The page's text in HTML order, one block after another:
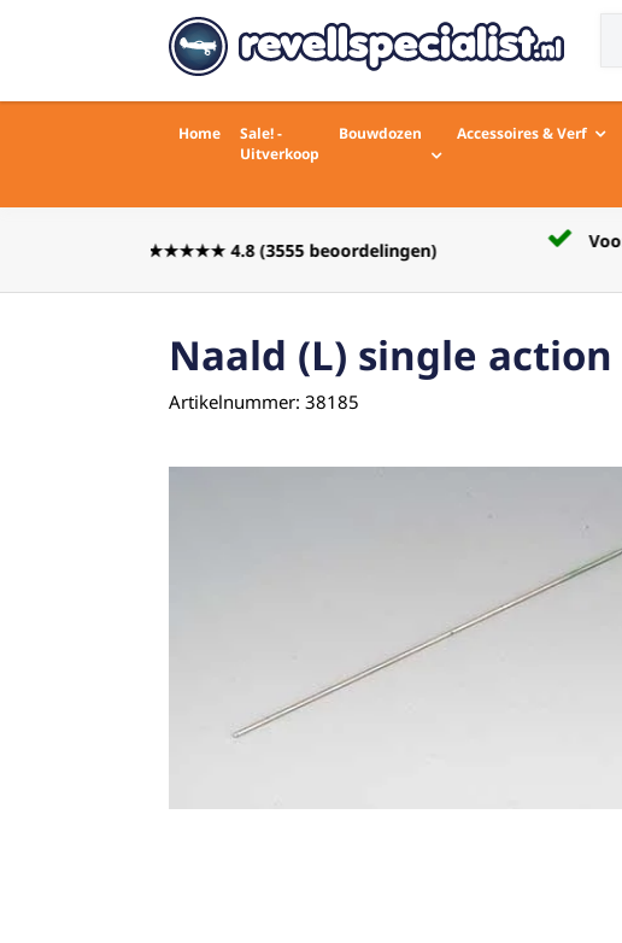
Home
Sale! -
Uitverkoop
Bouwdozen Accessoires & Verf
Voor 16:00 besteld zelfde werkdag
verstuurd
Naald (L) single action
Artikelnummer: 38185